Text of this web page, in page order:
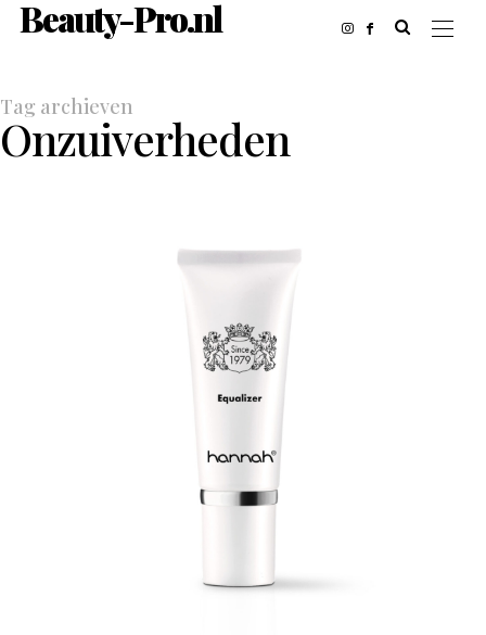
Beauty-Pro.nl
Tag archieven
Onzuiverheden